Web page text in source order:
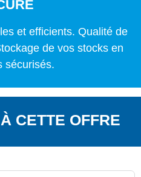
et efficients. Qualité de
de vos stocks en
sécurisés.
CETTE OFFRE